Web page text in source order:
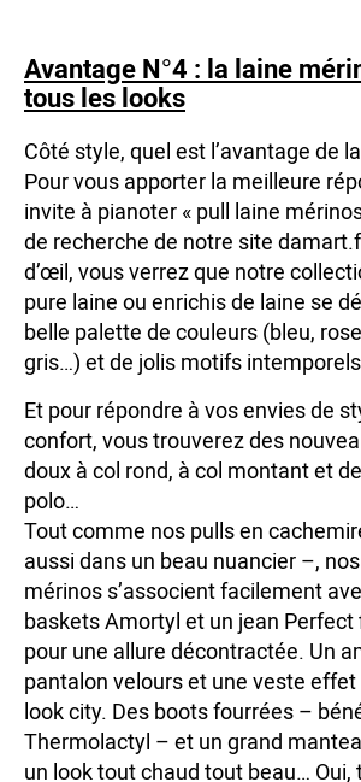
Avantage N°4 : la laine
tous les looks
Côté style, quel est l’avantage de
Pour vous apporter la meilleure
invite à pianoter « pull laine
de recherche de notre site
d’œil, vous verrez que notre
pure laine ou enrichis de laine se
belle palette de couleurs (bleu,
gris…) et de jolis motifs
Et pour répondre à vos envies de
confort, vous trouverez des
doux à col rond, à col montant et
polo…
Tout comme nos pulls en
aussi dans un beau nuancier –,
mérinos s’associent facilement
baskets Amortyl et un jean
pour une allure décontractée. Un
pantalon velours et une veste
look city. Des boots fourrées –
Thermolactyl – et un grand
un look tout chaud tout beau…